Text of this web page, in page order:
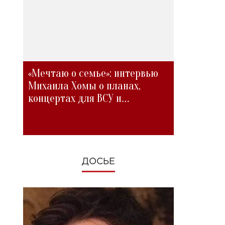
«Мечтаю о семье»: интервью
Михаила Хомы о планах,
концертах для ВСУ и
ДОСЬЕ